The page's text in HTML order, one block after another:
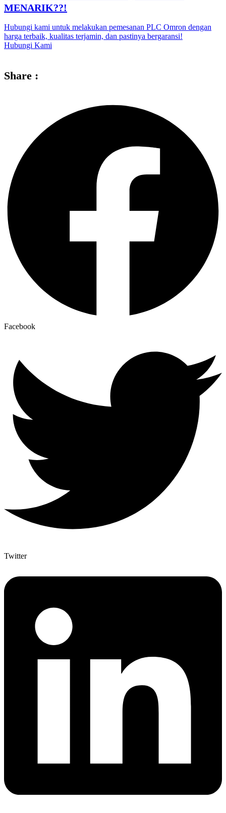
MENARIK??!
Hubungi kami untuk melakukan pemesanan PLC Omron dengan
harga terbaik, kualitas terjamin, dan pastinya bergaransi!
Hubungi Kami
Share :
Facebook
Twitter